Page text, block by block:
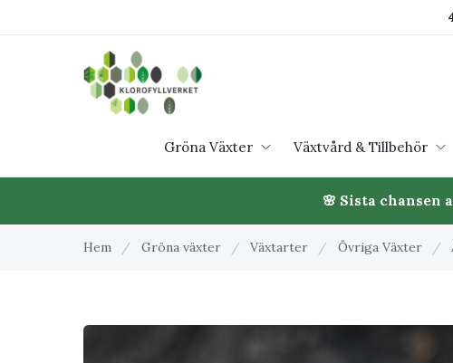
Gröna Växter Växtvård & Tillbehör
🌸 Sista chansen
Hem / Gröna växter / Växtarter / Övriga Växter /